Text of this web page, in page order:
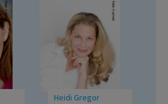
Heidi Gregor